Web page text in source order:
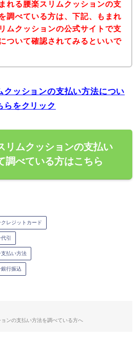
れる腰楽スリムクッションの支
調べている方は、下記、もまれ
ムクッションの公式サイトで支
ついて確認されてみるといいで
クッションの支払い方法につい
らをクリック
リムクッションの支払い
調べている方はこちら
レジットカード
引
払い方法
行振込
ンの支払い方法を調べている方へ